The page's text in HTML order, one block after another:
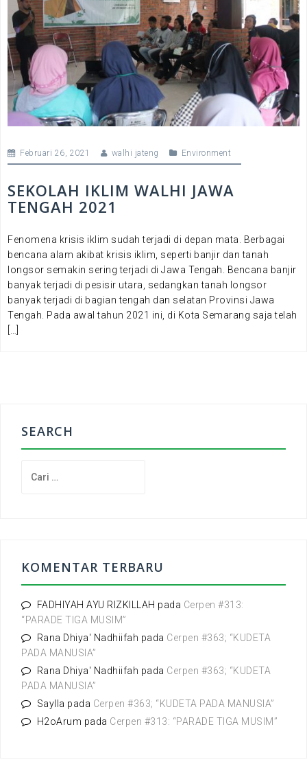
Februari 26, 2021 walhi jateng Environment
SEKOLAH IKLIM WALHI JAWA
TENGAH 2021
Fenomena krisis iklim sudah terjadi di depan mata. Berbagai
bencana alam akibat krisis iklim, seperti banjir dan tanah
longsor semakin sering terjadi di Jawa Tengah. Bencana banjir
banyak terjadi di pesisir utara, sedangkan tanah longsor
banyak terjadi di bagian tengah dan selatan Provinsi Jawa
Tengah. Pada awal tahun 2021 ini, di Kota Semarang saja telah
SEARCH
u
k
:
KOMENTAR TERBARU
FADHIYAH AYU RIZKILLAH pada Cerpen #313:
“PARADE TIGA MUSIM”
Rana Dhiya' Nadhiifah pada Cerpen #363; “KUDETA
PADA MANUSIA”
Rana Dhiya' Nadhiifah pada Cerpen #363; “KUDETA
PADA MANUSIA”
Saylla pada Cerpen #363; “KUDETA PADA MANUSIA”
H2oArum pada Cerpen #313: “PARADE TIGA MUSIM”